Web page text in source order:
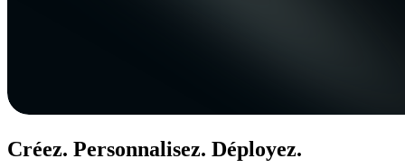
Créez. Personnalisez. Déployez.